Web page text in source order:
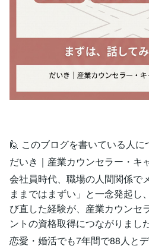
🙋 このブログを書いている人に
だいき｜産業カウンセラー・キ
会社員時代、職場の人間関係で
ままではまずい」と一念発起し
び直した経験が、産業カウンセ
ントの資格取得につながりました
恋愛・婚活でも7年間で88人と